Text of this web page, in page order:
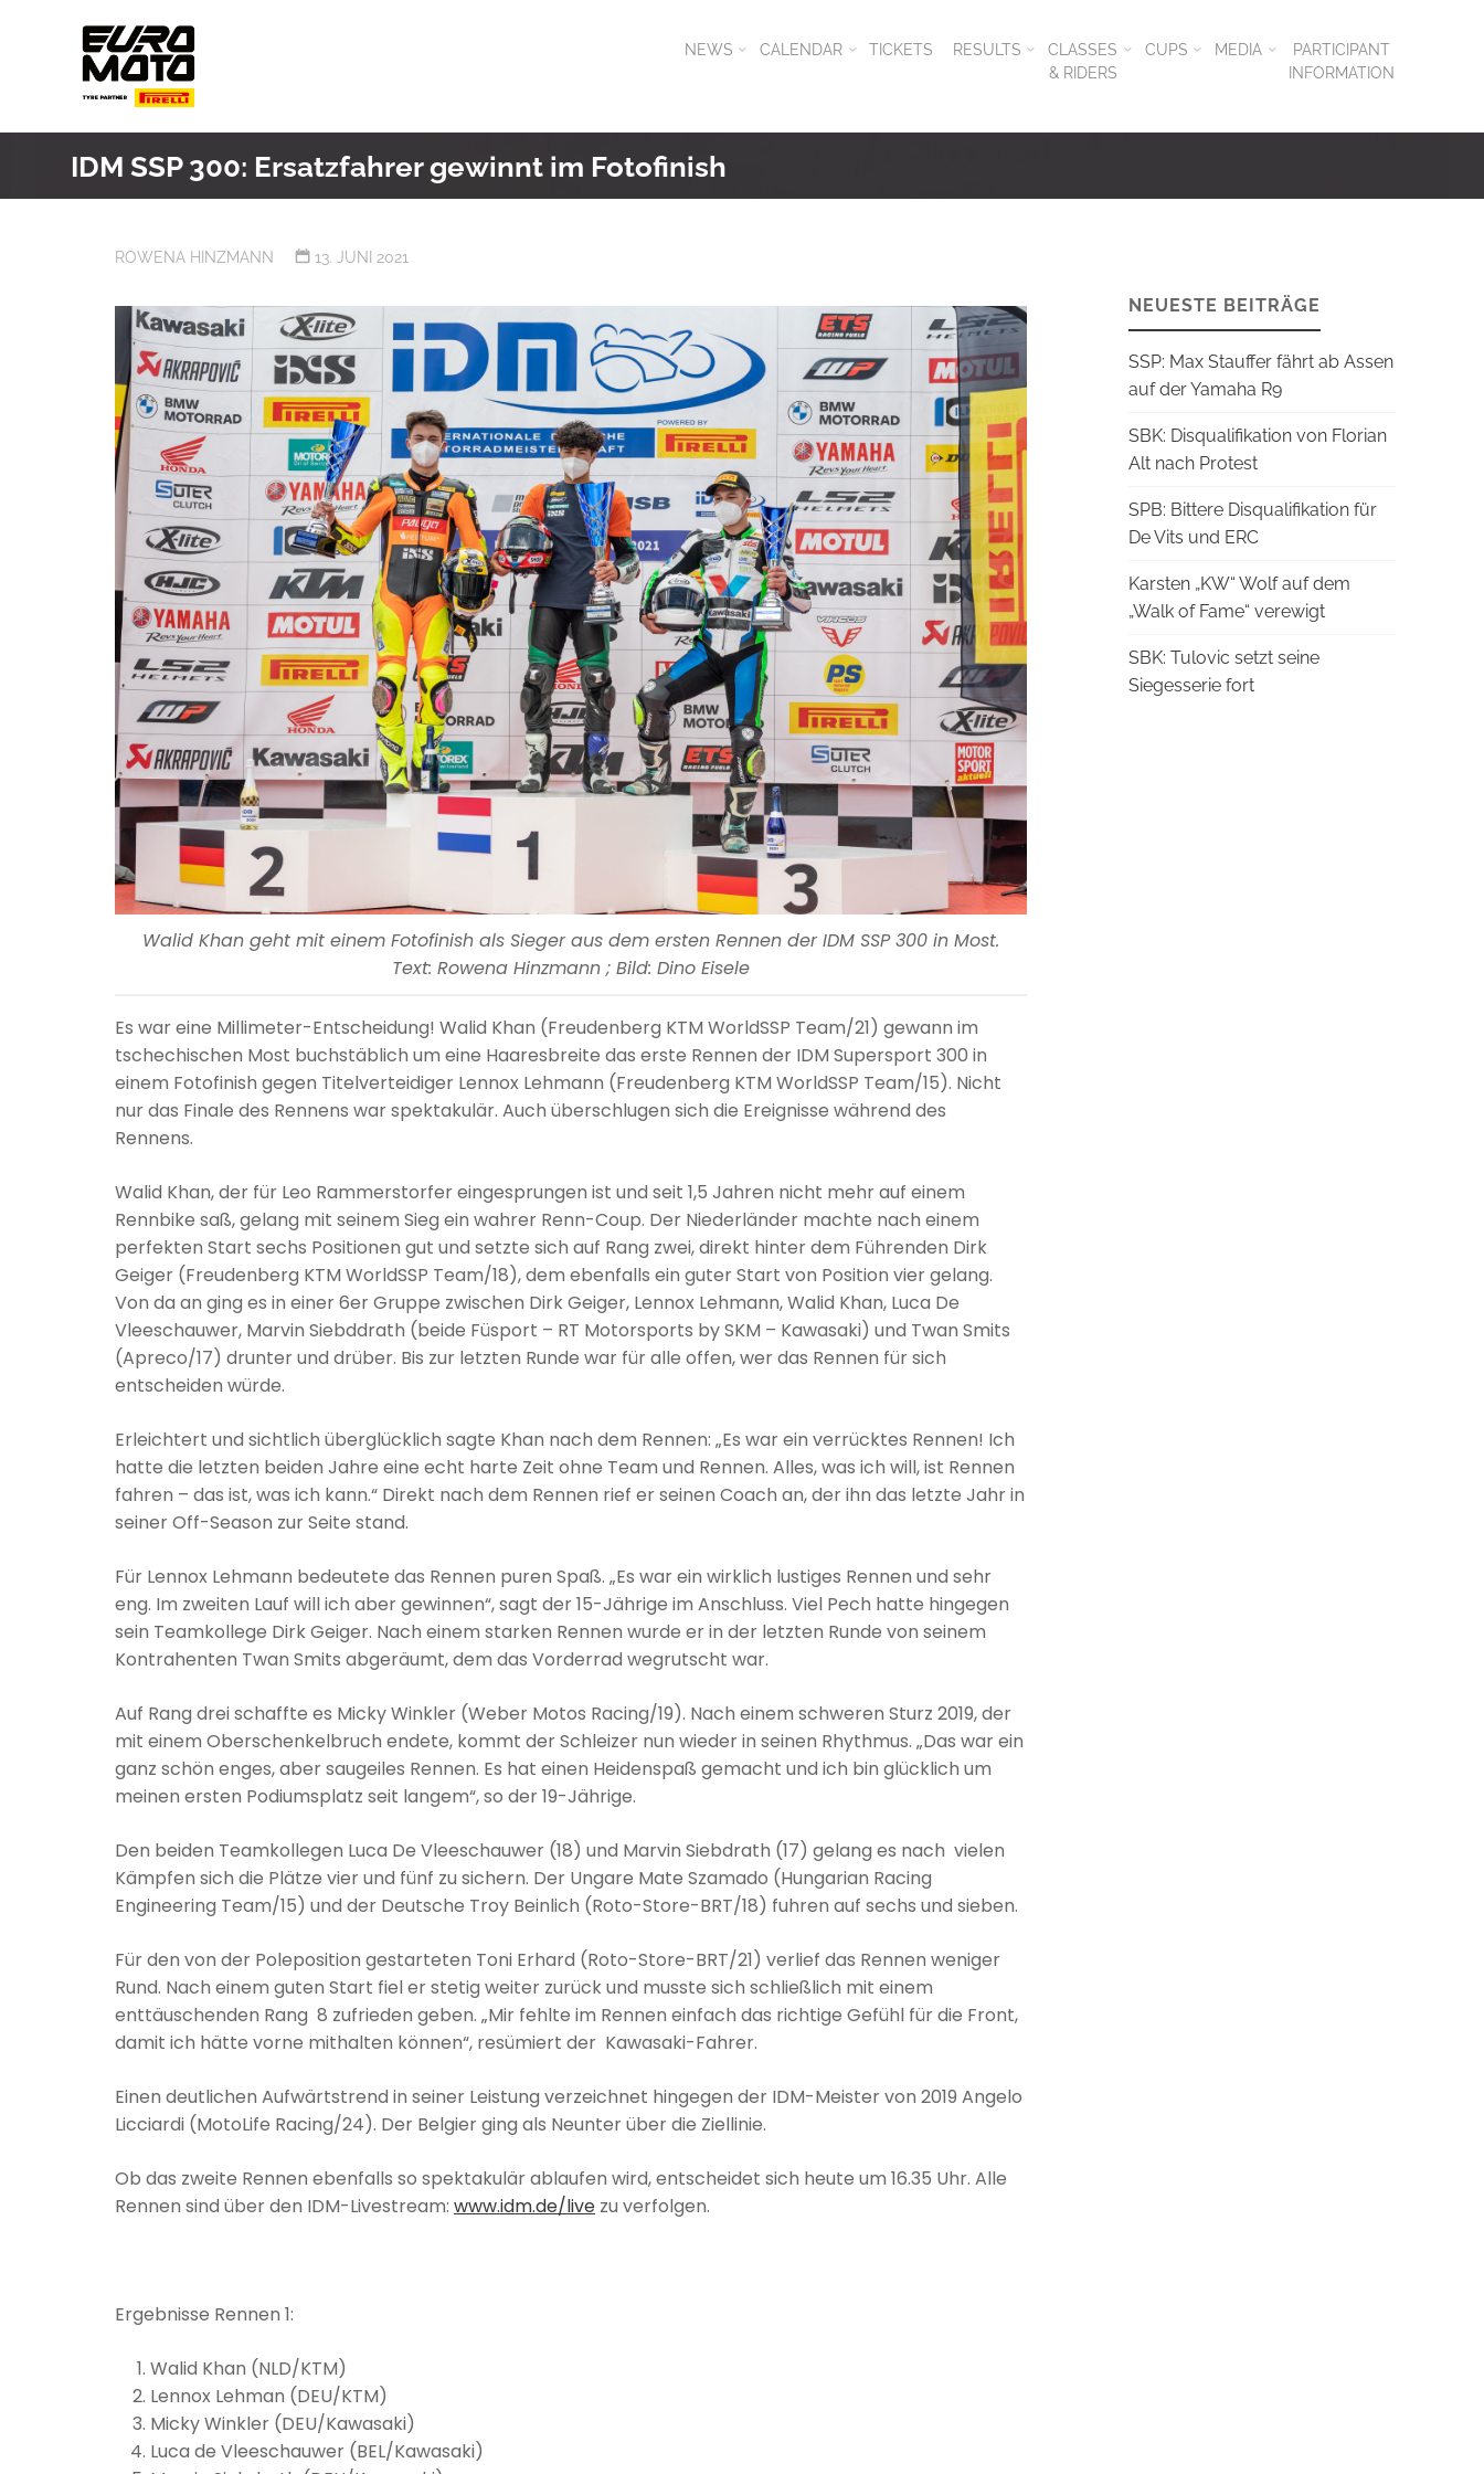
NEWS CALENDAR TICKETS RESULTS
CLASSES
& RIDERS
CUPS MEDIA
PARTICIPANT
INFORMATION
IDM SSP 300: Ersatzfahrer gewinnt im Fotofinish
ROWENA HINZMANN 13. JUNI 2021
Walid Khan geht mit einem Fotofinish als Sieger aus dem ersten Rennen der IDM SSP 300 in Most.
Text: Rowena Hinzmann ; Bild: Dino Eisele
Es war eine Millimeter-Entscheidung! Walid Khan (Freudenberg KTM WorldSSP Team/21) gewann im
tschechischen Most buchstäblich um eine Haaresbreite das erste Rennen der IDM Supersport 300 in
einem Fotofinish gegen Titelverteidiger Lennox Lehmann (Freudenberg KTM WorldSSP Team/15). Nicht
nur das Finale des Rennens war spektakulär. Auch überschlugen sich die Ereignisse während des
Rennens.
Walid Khan, der für Leo Rammerstorfer eingesprungen ist und seit 1,5 Jahren nicht mehr auf einem
Rennbike saß, gelang mit seinem Sieg ein wahrer Renn-Coup. Der Niederländer machte nach einem
perfekten Start sechs Positionen gut und setzte sich auf Rang zwei, direkt hinter dem Führenden Dirk
Geiger (Freudenberg KTM WorldSSP Team/18), dem ebenfalls ein guter Start von Position vier gelang.
Von da an ging es in einer 6er Gruppe zwischen Dirk Geiger, Lennox Lehmann, Walid Khan, Luca De
Vleeschauwer, Marvin Siebddrath (beide Füsport – RT Motorsports by SKM – Kawasaki) und Twan Smits
(Apreco/17) drunter und drüber. Bis zur letzten Runde war für alle offen, wer das Rennen für sich
entscheiden würde.
Erleichtert und sichtlich überglücklich sagte Khan nach dem Rennen: „Es war ein verrücktes Rennen! Ich
hatte die letzten beiden Jahre eine echt harte Zeit ohne Team und Rennen. Alles, was ich will, ist Rennen
fahren – das ist, was ich kann.“ Direkt nach dem Rennen rief er seinen Coach an, der ihn das letzte Jahr in
seiner Off-Season zur Seite stand.
Für Lennox Lehmann bedeutete das Rennen puren Spaß. „Es war ein wirklich lustiges Rennen und sehr
eng. Im zweiten Lauf will ich aber gewinnen“, sagt der 15-Jährige im Anschluss. Viel Pech hatte hingegen
sein Teamkollege Dirk Geiger. Nach einem starken Rennen wurde er in der letzten Runde von seinem
Kontrahenten Twan Smits abgeräumt, dem das Vorderrad wegrutscht war.
Auf Rang drei schaffte es Micky Winkler (Weber Motos Racing/19). Nach einem schweren Sturz 2019, der
mit einem Oberschenkelbruch endete, kommt der Schleizer nun wieder in seinen Rhythmus. „Das war ein
ganz schön enges, aber saugeiles Rennen. Es hat einen Heidenspaß gemacht und ich bin glücklich um
meinen ersten Podiumsplatz seit langem“, so der 19-Jährige.
Den beiden Teamkollegen Luca De Vleeschauwer (18) und Marvin Siebdrath (17) gelang es nach vielen
Kämpfen sich die Plätze vier und fünf zu sichern. Der Ungare Mate Szamado (Hungarian Racing
Engineering Team/15) und der Deutsche Troy Beinlich (Roto-Store-BRT/18) fuhren auf sechs und sieben.
Für den von der Poleposition gestarteten Toni Erhard (Roto-Store-BRT/21) verlief das Rennen weniger
Rund. Nach einem guten Start fiel er stetig weiter zurück und musste sich schließlich mit einem
enttäuschenden Rang 8 zufrieden geben. „Mir fehlte im Rennen einfach das richtige Gefühl für die Front,
damit ich hätte vorne mithalten können“, resümiert der Kawasaki-Fahrer.
Einen deutlichen Aufwärtstrend in seiner Leistung verzeichnet hingegen der IDM-Meister von 2019 Angelo
Licciardi (MotoLife Racing/24). Der Belgier ging als Neunter über die Ziellinie.
Ob das zweite Rennen ebenfalls so spektakulär ablaufen wird, entscheidet sich heute um 16.35 Uhr. Alle
Rennen sind über den IDM-Livestream: www.idm.de/live zu verfolgen.
Ergebnisse Rennen 1:
Walid Khan (NLD/KTM)
Lennox Lehman (DEU/KTM)
Micky Winkler (DEU/Kawasaki)
Luca de Vleeschauwer (BEL/Kawasaki)
NEUESTE BEITRÄGE
SSP: Max Stauffer fährt ab Assen
auf der Yamaha R9
SBK: Disqualifikation von Florian
Alt nach Protest
SPB: Bittere Disqualifikation für
De Vits und ERC
Karsten „KW“ Wolf auf dem
„Walk of Fame“ verewigt
SBK: Tulovic setzt seine
Siegesserie fort